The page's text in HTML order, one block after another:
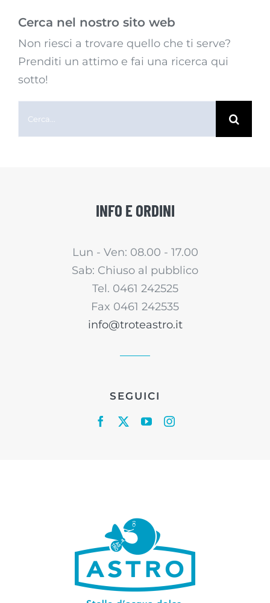
Cerca nel nostro sito web
Non riesci a trovare quello che ti serve?
Prenditi un attimo e fai una ricerca qui
sotto!
INFO E ORDINI
Lun - Ven: 08.00 - 17.00
Sab: Chiuso al pubblico
Tel. 0461 242525
Fax 0461 242535
info@troteastro.it
SEGUICI